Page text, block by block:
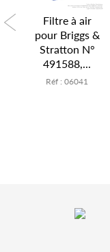
Filtre à air
pour Briggs &
Stratton N°
491588,...
Réf : 06041